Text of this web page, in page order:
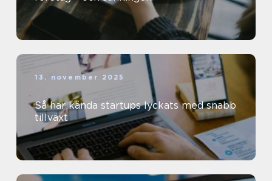
13. november 2025
Så har kända startups lyckats med snabb
tillväxt